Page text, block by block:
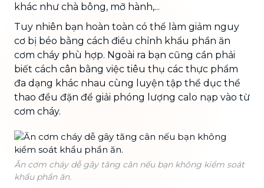
khác như chà bông, mỡ hành,...
Tuy nhiên bạn hoàn toàn có thể làm giảm nguy
cơ bị béo bằng cách điều chỉnh khẩu phần ăn
cơm cháy phù hợp. Ngoài ra bạn cũng cần phải
biết cách cân bằng việc tiêu thụ các thực phẩm
đa dạng khác nhau cùng luyện tập thể dục thể
thao đều đặn để giải phóng lượng calo nạp vào từ
cơm cháy.
Ăn cơm cháy dễ gây tăng cân nếu bạn không kiểm soát
khẩu phần ăn.